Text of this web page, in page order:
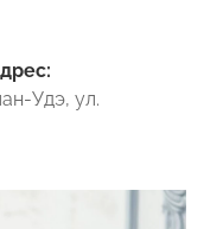
Удэ, ул.